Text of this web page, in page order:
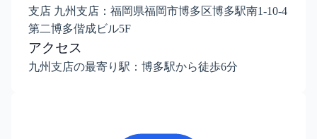
支店 九州支店：福岡県福岡市博多区博多駅南1-10-4
第二博多偕成ビル5F
アクセス
九州支店の最寄り駅：博多駅から徒歩6分